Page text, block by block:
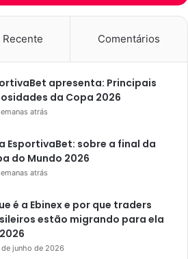
Recente Comentários
apresenta: Principais
da Copa 2026
atrás
EsportivaBet: sobre a final da
do Mundo 2026
atrás
é a Ebinex e por que traders
estão migrando para ela
de junho de 2026